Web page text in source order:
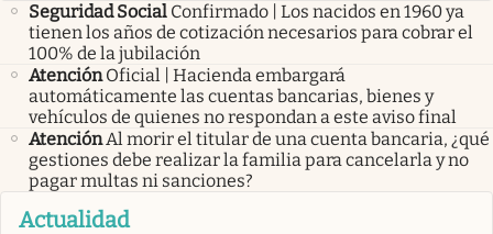
Seguridad Social Confirmado | Los nacidos en 1960 ya
tienen los años de cotización necesarios para cobrar el
100% de la jubilación
Atención Oficial | Hacienda embargará
automáticamente las cuentas bancarias, bienes y
vehículos de quienes no respondan a este aviso final
AtenciónAl morir el titular de una cuenta bancaria, ¿qué
gestiones debe realizar la familia para cancelarla y no
pagar multas ni sanciones?
Actualidad